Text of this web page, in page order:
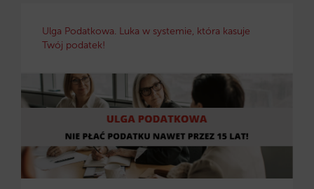
Ulga Podatkowa. Luka w systemie, która kasuje
Twój podatek!